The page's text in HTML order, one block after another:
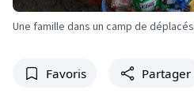
Une famille dans un camp de déplacés
Favoris Partager